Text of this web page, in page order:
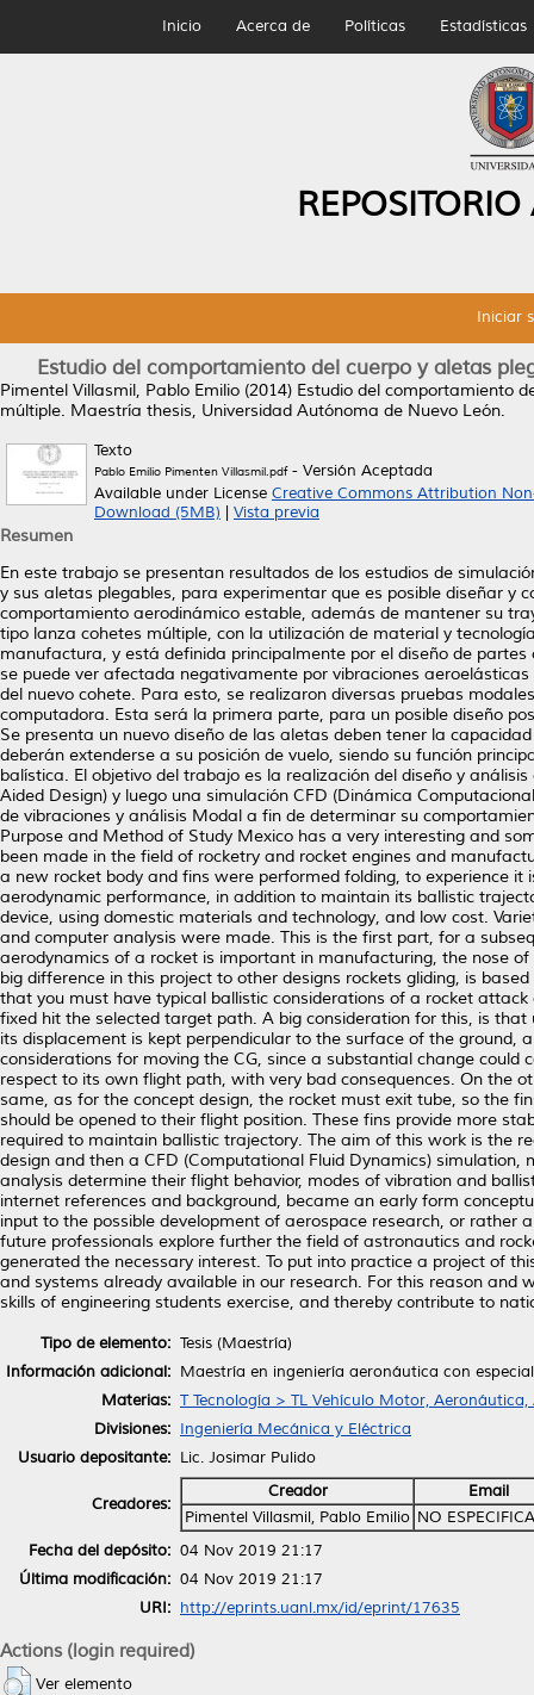
Inicio Acerca de Políticas Estadísticas
Iniciar
Estudio del comportamiento del cuerpo y aletas
Pimentel Villasmil, Pablo Emilio (2014) Estudio del comportamiento
múltiple. Maestría thesis, Universidad Autónoma de Nuevo León.
Texto
Pablo Emilio Pimenten Villasmil.pdf- Versión Aceptada
Available under License Creative Commons Attribution
Download (5MB)
Vista previa
Resumen
En este trabajo se presentan resultados de los estudios de
y sus aletas plegables, para experimentar que es posible diseñar y
comportamiento aerodinámico estable, además de mantener su
tipo lanza cohetes múltiple, con la utilización de material y
manufactura, y está definida principalmente por el diseño de
se puede ver afectada negativamente por vibraciones
del nuevo cohete. Para esto, se realizaron diversas pruebas
computadora. Esta será la primera parte, para un posible diseño
Se presenta un nuevo diseño de las aletas deben tener la
deberán extenderse a su posición de vuelo, siendo su función
balística. El objetivo del trabajo es la realización del diseño y
Aided Design) y luego una simulación CFD (Dinámica
de vibraciones y análisis Modal a fin de determinar su
Purpose and Method of Study Mexico has a very interesting and
been made in the field of rocketry and rocket engines and
a new rocket body and fins were performed folding, to experience
aerodynamic performance, in addition to maintain its ballistic
device, using domestic materials and technology, and low cost.
and computer analysis were made. This is the first part, for a
aerodynamics of a rocket is important in manufacturing, the nose
big difference in this project to other designs rockets gliding, is
that you must have typical ballistic considerations of a rocket
fixed hit the selected target path. A big consideration for this, is
its displacement is kept perpendicular to the surface of the
considerations for moving the CG, since a substantial change
respect to its own flight path, with very bad consequences. On the
same, as for the concept design, the rocket must exit tube, so the
should be opened to their flight position. These fins provide more
required to maintain ballistic trajectory. The aim of this work is the
design and then a CFD (Computational Fluid Dynamics)
analysis determine their flight behavior, modes of vibration and
internet references and background, became an early form
input to the possible development of aerospace research, or
future professionals explore further the field of astronautics and
generated the necessary interest. To put into practice a project of
and systems already available in our research. For this reason
skills of engineering students exercise, and thereby contribute to
Tipo de elemento: Tesis (Maestría)
Información adicional: Maestría en ingeniería aeronáutica con
Materias: T Tecnología > TL Vehículo Motor,
Divisiones: Ingeniería Mecánica y Eléctrica
Usuario depositante: Lic. Josimar Pulido
Creadores:
Creador
Email
Pimentel Villasmil, Pablo Emilio NO
Fecha del depósito: 04 Nov 2019 21:17
Última modificación: 04 Nov 2019 21:17
URI: http://eprints.uanl.mx/id/eprint/17635
Actions (login required)
Ver elemento